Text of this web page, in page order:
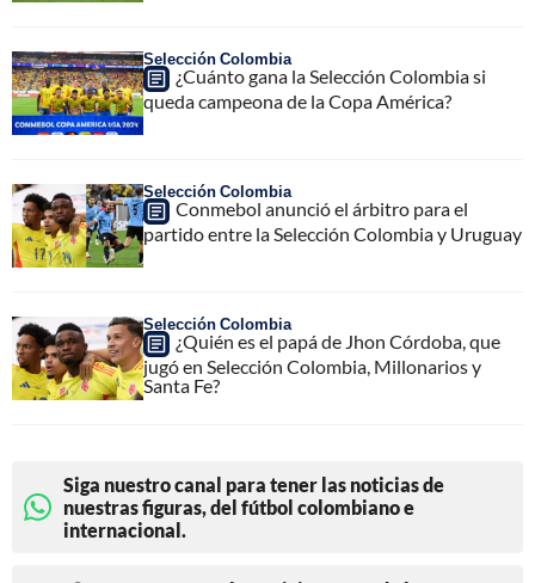
Selección Colombia
¿Cuánto gana la Selección Colombia si
queda campeona de la Copa América?
Selección Colombia
Conmebol anunció el árbitro para el
partido entre la Selección Colombia y Uruguay
Selección Colombia
¿Quién es el papá de Jhon Córdoba, que
jugó en Selección Colombia, Millonarios y
Santa Fe?
Siga nuestro canal para tener las noticias de
nuestras figuras, del fútbol colombiano e
internacional.